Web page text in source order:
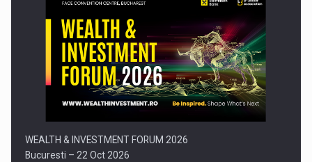
Comunicat de presa: Joburile part-time reincep sa intre pe…
WEALTH & INVESTMENT FORUM 2026
Bucuresti – 22 Oct 2026